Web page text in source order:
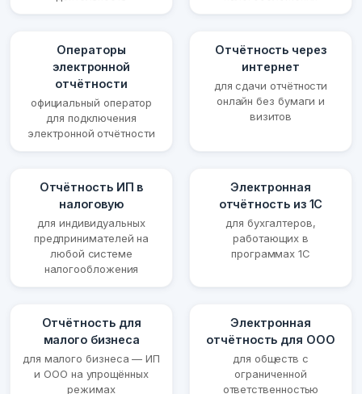
Операторы
электронной
отчётности
официальный оператор
для подключения
электронной отчётности
Отчётность через
интернет
для сдачи отчётности
онлайн без бумаги и
визитов
Отчётность ИП в
налоговую
для индивидуальных
предпринимателей на
любой системе
налогообложения
Электронная
отчётность из 1С
для бухгалтеров,
работающих в
программах 1С
Отчётность для
малого бизнеса
для малого бизнеса — ИП
и ООО на упрощённых
режимах
Электронная
отчётность для ООО
для обществ с
ограниченной
ответственностью